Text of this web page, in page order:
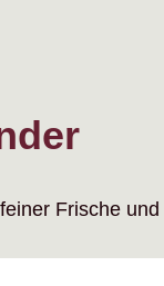
Frische